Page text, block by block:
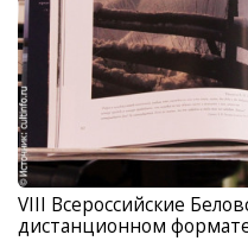
VIII Всероссийские
дистанционном